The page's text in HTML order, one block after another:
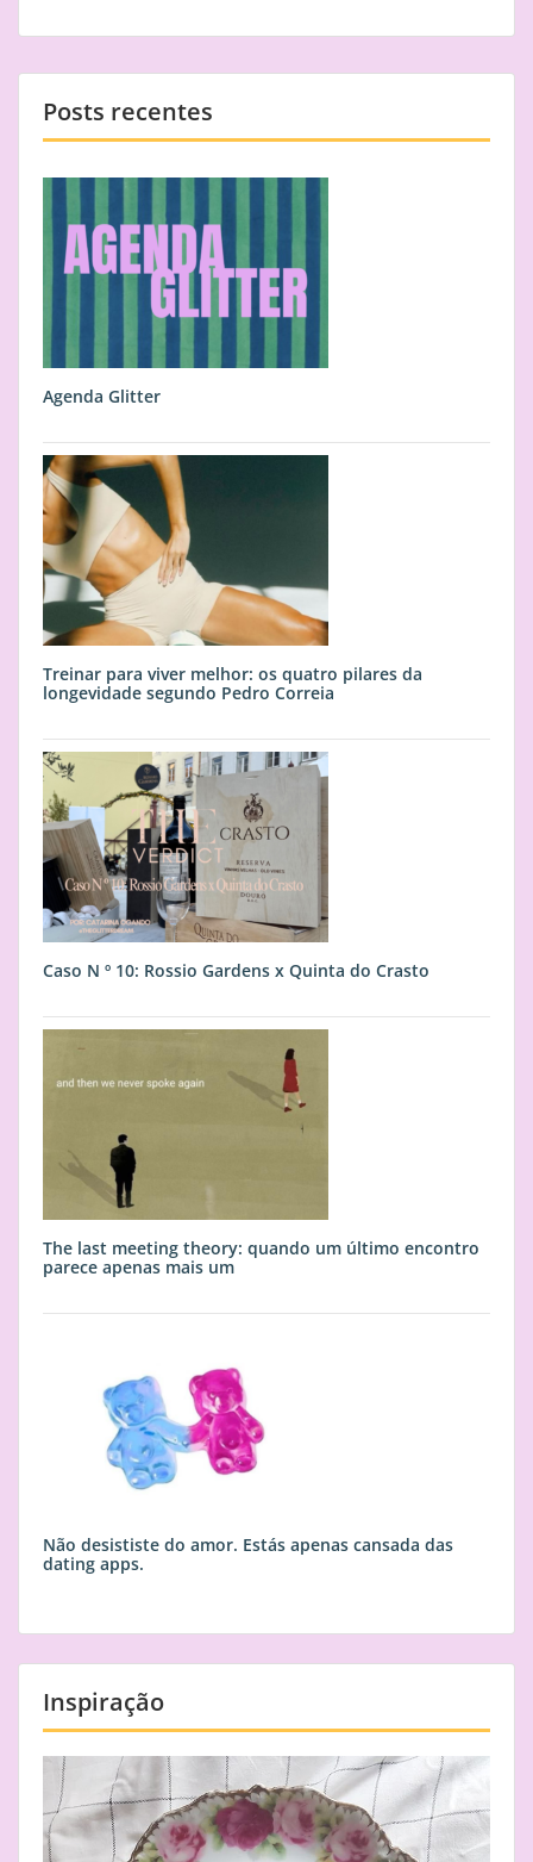
Posts recentes
Agenda Glitter
Treinar para viver melhor: os quatro pilares da
longevidade segundo Pedro Correia
Caso N º 10: Rossio Gardens x Quinta do Crasto
The last meeting theory: quando um último encontro
parece apenas mais um
Não desististe do amor. Estás apenas cansada das
dating apps.
Inspiração